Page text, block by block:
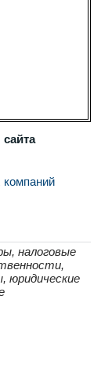
компаний
налоговые
юридические